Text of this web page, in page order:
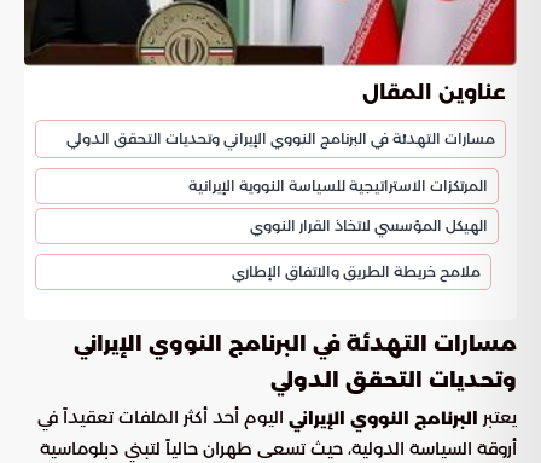
عناوين المقال
مسارات التهدئة في البرنامج النووي الإيراني وتحديات التحقق الدولي
المرتكزات الاستراتيجية للسياسة النووية الإيرانية
الهيكل المؤسسي لاتخاذ القرار النووي
ملامح خريطة الطريق والاتفاق الإطاري
مسارات التهدئة في البرنامج النووي الإيراني
وتحديات التحقق الدولي
يعتبر البرنامج النووي الإيراني اليوم أحد أكثر الملفات تعقيداً في
أروقة السياسة الدولية، حيث تسعى طهران حالياً لتبني دبلوماسية